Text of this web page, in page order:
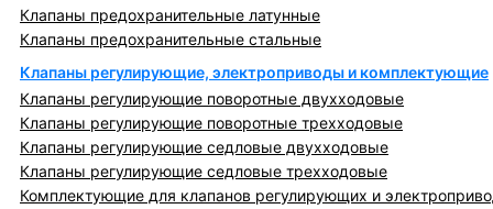
Клапаны предохранительные латунные
Клапаны предохранительные стальные
Клапаны регулирующие, электроприводы и комплектующие
Клапаны регулирующие поворотные двухходовые
Клапаны регулирующие поворотные трехходовые
Клапаны регулирующие седловые двухходовые
Клапаны регулирующие седловые трехходовые
Комплектующие для клапанов регулирующих и